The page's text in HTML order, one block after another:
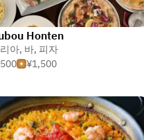
Honten
아, 바, 피자
¥1,500